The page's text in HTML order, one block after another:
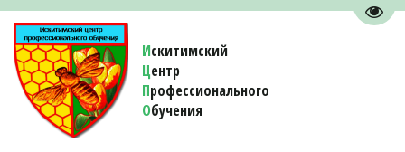
Искитимский
Центр
Профессионального
Обучения